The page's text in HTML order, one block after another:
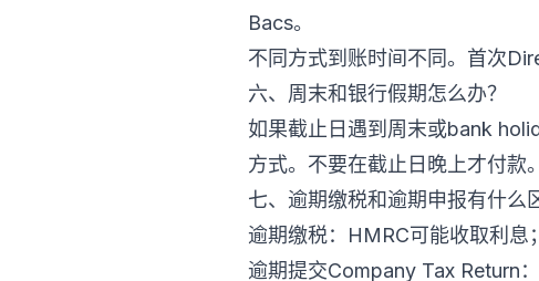
Bacs。
不同方式到账时间不同。首次
六、周末和银行假期怎么办？
如果截止日遇到周末或bank
方式。不要在截止日晚上才付款。
七、逾期缴税和逾期申报有什么
逾期缴税：HMRC可能收取利息；
逾期提交Company Tax Return